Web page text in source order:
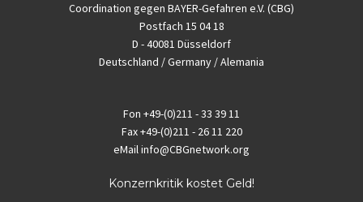
Coordination gegen BAYER-Gefahren e.V. (CBG)
Postfach 15 04 18
D - 40081 Düsseldorf
Deutschland / Germany / Alemania
Fon +49-(0)211 - 33 39 11
Fax+49-(0)211 - 26 11 220
eMailinfo@CBGnetwork.org
Konzernkritik kostet Geld!